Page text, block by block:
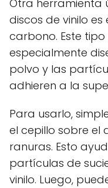
Otra herramienta
discos de vinilo
carbono. Este
especialmente
polvo y las
adhieren a la
Para usarlo,
el cepillo sobre el
ranuras. Esto
partículas de
vinilo. Luego,